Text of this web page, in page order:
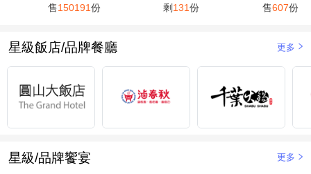
售150191份 剩 131份 售607份
星級飯店/品牌餐廳 更多
星級/品牌饗宴 更多